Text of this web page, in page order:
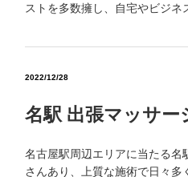
ストを多数擁し、自宅やビジ
2022/12/28
名駅 出張マッサー
名古屋駅周辺エリアに当たる名
さんあり、上質な施術で日々